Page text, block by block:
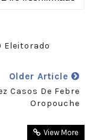
Eleitorado
Older Article
Casos De Febre
Oropouche
View More